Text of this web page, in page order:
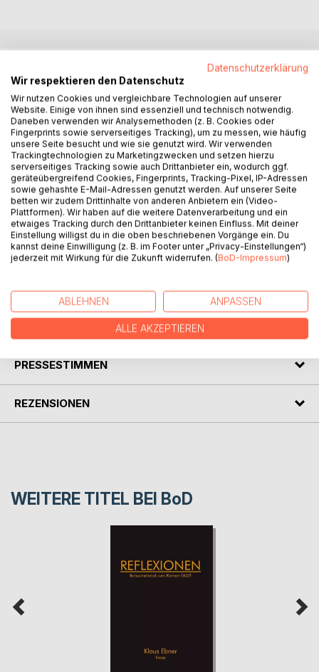
Auf den ersten Blick Alltagsbeobachtungen, treten in den
Erzählungen skurrile Details zutage, die einem sonst gar
nicht auffallen. Die Geschichten geben Einblick in die
geheime Gedankenwelt eines Schülers (Physikstunde),
lassen an der plötzlich auftauchenden Erinnerung an das
beklemmende Erlebnis eines Halbwüchsigen im Dritten
Reich teilhaben (Das Wiedersehen), offerieren eine Reise
ins antike und moderne Griechenland (Reise zum Styx)
oder auch eine ungewöhnliche und geradezu abstrakte
Liebesgeschichte (Lancelots Rückkehr).
»Physikstunde« zählt zum Frühwerk des Autors und wurde
PRESSESTIMMEN
REZENSIONEN
WEITERE TITEL BEI BoD
Datenschutzerklärung
Wir respektieren den Datenschutz
Wir nutzen Cookies und vergleichbare Technologien auf unserer
Website. Einige von ihnen sind essenziell und technisch notwendig.
Daneben verwenden wir Analysemethoden (z. B. Cookies oder
Fingerprints sowie serverseitiges Tracking), um zu messen, wie häufig
unsere Seite besucht und wie sie genutzt wird. Wir verwenden
Trackingtechnologien zu Marketingzwecken und setzen hierzu
serverseitiges Tracking sowie auch Drittanbieter ein, wodurch ggf.
geräteübergreifend Cookies, Fingerprints, Tracking-Pixel, IP-Adressen
sowie gehashte E-Mail-Adressen genutzt werden. Auf unserer Seite
betten wir zudem Drittinhalte von anderen Anbietern ein (Video-
Plattformen). Wir haben auf die weitere Datenverarbeitung und ein
etwaiges Tracking durch den Drittanbieter keinen Einfluss. Mit deiner
Einstellung willigst du in die oben beschriebenen Vorgänge ein. Du
kannst deine Einwilligung (z. B. im Footer unter „Privacy-Einstellungen“)
jederzeit mit Wirkung für die Zukunft widerrufen. (BoD-Impressum)
ABLEHNEN ANPASSEN
ALLE AKZEPTIEREN